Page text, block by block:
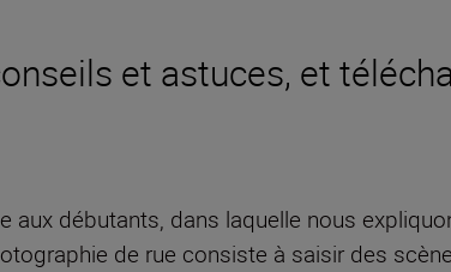
et astuces, et
aux débutants, dans laquelle nous
de rue consiste à saisir des